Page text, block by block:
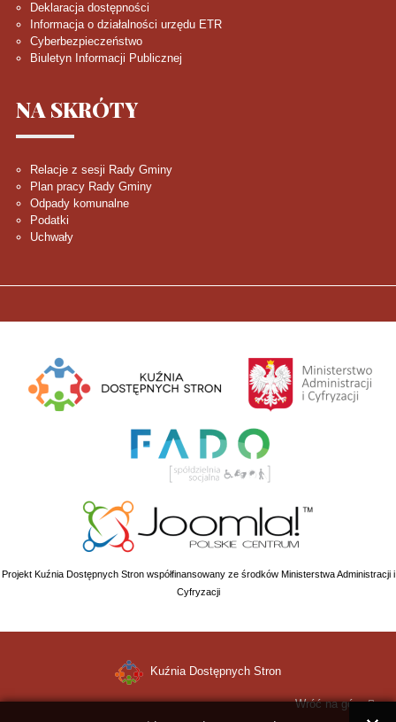
Deklaracja dostępności
Informacja o działalności urzędu ETR
Cyberbezpieczeństwo
Biuletyn Informacji Publicznej
NA SKRÓTY
Relacje z sesji Rady Gminy
Plan pracy Rady Gminy
Odpady komunalne
Podatki
Uchwały
Projekt Kuźnia Dostępnych Stron współfinansowany ze środków Ministerstwa Administracji i
Cyfryzacji
Kuźnia Dostępnych Stron
Wróć na górę